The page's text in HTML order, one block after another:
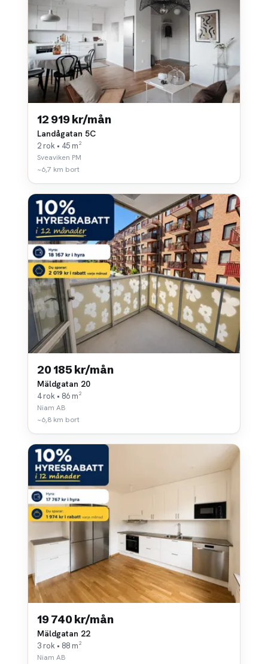
12 919 kr/mån
Landågatan 5C
2 rok • 45 m²
Sveaviken PM
~6,7 km bort
20 185 kr/mån
Mäldgatan 20
4 rok • 86 m²
Niam AB
~6,8 km bort
19 740 kr/mån
Mäldgatan 22
3 rok • 88 m²
Niam AB